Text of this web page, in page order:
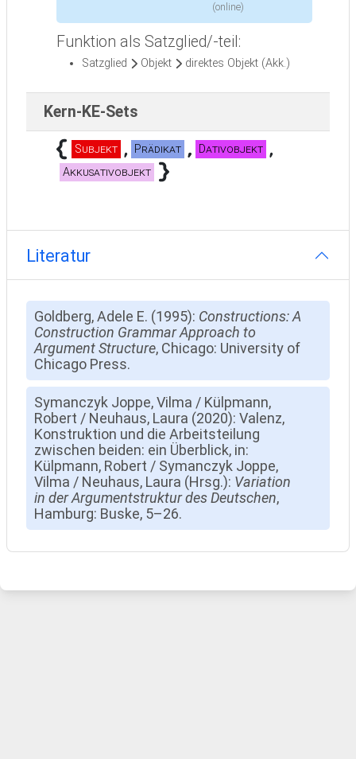
(online)
Funktion als Satzglied/-teil:
Satzglied Objekt direktes Objekt (Akk.)
Kern-KE-Sets
Subjekt Prädikat
Dativobjekt
Akkusativobjekt
Literatur
Goldberg, Adele E. (1995): Constructions: A
Construction Grammar Approach to
Argument Structure, Chicago: University of
Chicago Press.
Symanczyk Joppe, Vilma / Külpmann,
Robert / Neuhaus, Laura (2020): Valenz,
Konstruktion und die Arbeitsteilung
zwischen beiden: ein Überblick, in:
Külpmann, Robert / Symanczyk Joppe,
Vilma / Neuhaus, Laura (Hrsg.): Variation
in der Argumentstruktur des Deutschen,
Hamburg: Buske, 5–26.